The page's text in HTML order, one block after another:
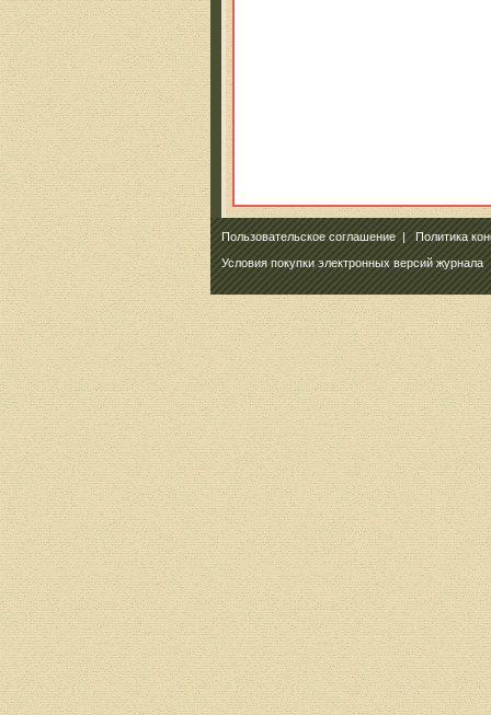
Пользовательское соглашение|Политика
Условия покупки электронных версий журнала